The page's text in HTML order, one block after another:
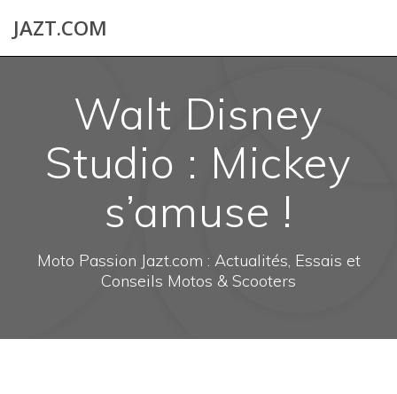
JAZT.COM
Walt Disney
Studio : Mickey
s’amuse !
Moto Passion Jazt.com : Actualités, Essais et
Conseils Motos & Scooters